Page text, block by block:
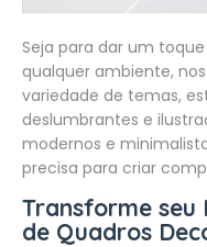
Seja para dar um
qualquer ambiente,
variedade de temas,
deslumbrantes e
modernos e
precisa para criar
Transforme seu
de Quadros